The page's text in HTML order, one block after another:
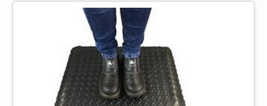
para parceiros novos e antigos..
pelos quais a Master Tapetes é a escolha certa
quando pesquisar por tapete de vinil
personalizado: Comprometida com os serviços;
Responsável; Altamente qualificada; Inovadora;
Segura.QUALIDADES E PONTOS FORTES DA
EMPRESASomente na Master Tapetes existem
as melhores condições para quem deseja achar
construção é executada com a presença de um
engenheiro, que realizará a avaliação do solo,
uma vez que se for necessária a terraplanagem,
o aterro deverá ser com.